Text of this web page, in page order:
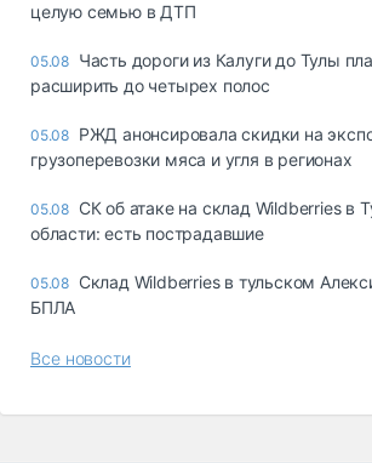
целую семью в ДТП
05.08 Часть дороги из Калуги до Тулы
расширить до четырех полос
05.08 РЖД анонсировала скидки на
грузоперевозки мяса и угля в регионах
05.08 СК об атаке на склад Wildberries в
области: есть пострадавшие
05.08 Склад Wildberries в тульском
БПЛА
Все новости